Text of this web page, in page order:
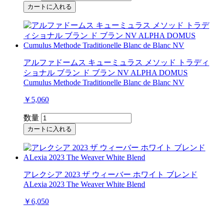
カートに入れる
アルファドームス キューミュラス メソッド トラディ
ショナル ブラン ド ブラン NV ALPHA DOMUS
Cumulus Methode Traditionelle Blanc de Blanc NV
￥5,060
数量
カートに入れる
アレクシア 2023 ザ ウィーバー ホワイト ブレンド
ALexia 2023 The Weaver White Blend
￥6,050